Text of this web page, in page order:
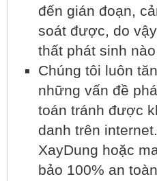
đến gián đoạn,
soát được, do
thất phát sinh
Chúng tôi luôn
những vấn đề
toán tránh được
danh trên
XayDung hoặc
bảo 100% an